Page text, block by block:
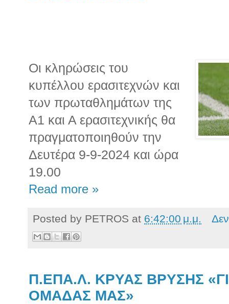
Οι κληρώσεις του
κυπέλλου ερασιτεχνών και
των πρωταθλημάτων της
Α1 και Α ερασιτεχνικής θα
πραγματοποιηθούν την
Δευτέρα 9-9-2024 και ώρα
19.00
Read more »
Posted by PETROS at 6:42:00 μ.μ.
Π.ΕΠΑ.Λ. ΚΡΥΑΣ ΒΡΥΣΗΣ
ΟΜΑΔΑΣ ΜΑΣ»